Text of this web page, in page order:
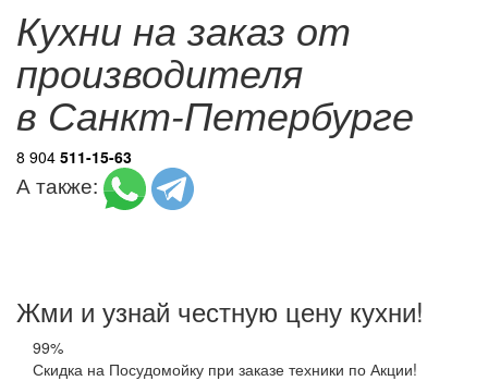
Кухни на заказ от
производителя
в Санкт-Петербурге
8 904 511-15-63
А также:
Жми и узнай честную цену кухни!
99%
Скидка на Посудомойку при заказе техники по Акции!